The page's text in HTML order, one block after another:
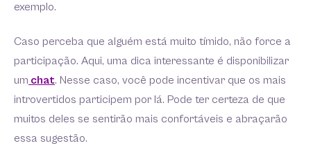
exemplo.
Caso perceba que alguém está muito tímido, não force a
participação. Aqui, uma dica interessante é disponibilizar
um chat. Nesse caso, você pode incentivar que os mais
introvertidos participem por lá. Pode ter certeza de que
muitos deles se sentirão mais confortáveis e abraçarão
essa sugestão.